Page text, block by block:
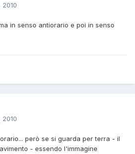
2010
in senso antiorario e poi in senso
2010
però se si guarda per terra - il
- essendo l'immagine